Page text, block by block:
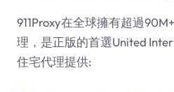
911Proxy在全球擁有超過
理，是正版的首選United
住宅代理提供: